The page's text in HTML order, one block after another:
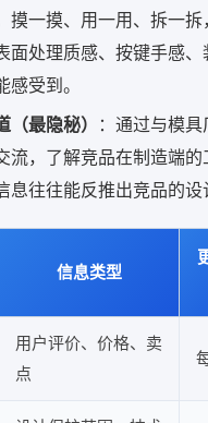
摸一摸、用一用、拆一拆
面处理质感、按键手感
受到。
（最隐秘）
：通过与模
流，了解竞品在制造端
息往往能反推出竞品的设
信息类型
用户评价、价格、卖
点